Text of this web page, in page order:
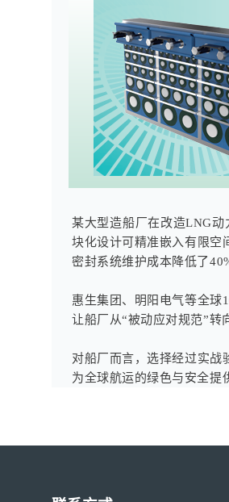
某大型造船厂在改造LNG
块化设计可精准嵌入有限空
密封系统维护成本降低了
惠生集团、明阳电气等全球
让船厂从“被动应对规范”转
对船厂而言，选择经过实战
为全球航运的绿色与安全提